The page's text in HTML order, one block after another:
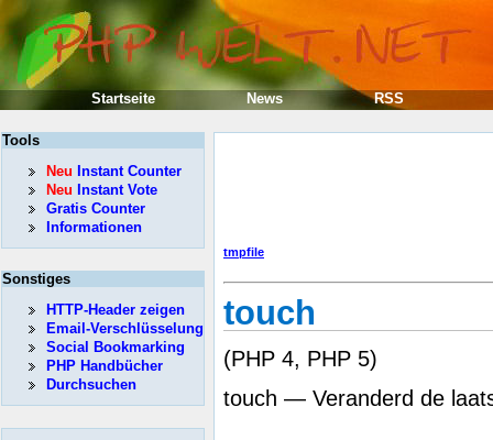
tmpfile
touch
(PHP 4, PHP 5)
touch — Veranderd de
Tools
Neu Instant Counter
Neu Instant Vote
Gratis Counter
Informationen
Sonstiges
HTTP-Header zeigen
Email-Verschlüsselung
Social Bookmarking
PHP Handbücher
Durchsuchen
Startseite News RSS